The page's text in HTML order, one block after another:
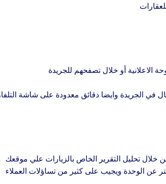
الاعلانية أو خلال تصفحهم للجريدة
في الجريدة وايضا دقائق معدودة على شاشة
خلال تحليل التقرير الخاص بالزيارات علي موقعك
الوحدة ويجيب على كثير من تساؤلات العملاء